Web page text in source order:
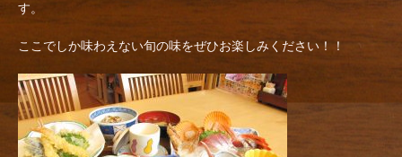
す。
ここでしか味わえない旬の味をぜひお楽しみください！！